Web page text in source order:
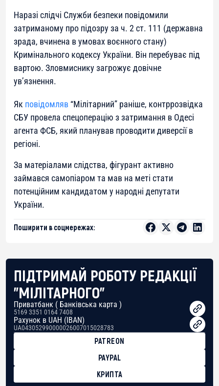
Наразі слідчі Служби безпеки повідомили
затриманому про підозру за ч. 2 ст. 111 (державна
зрада, вчинена в умовах воєнного стану)
Кримінального кодексу України. Він перебуває під
вартою. Зловмиснику загрожує довічне
ув’язнення.
Як повідомляв “Мілітарний” раніше, контррозвідка
СБУ провела спецоперацію з затримання в Одесі
агента ФСБ, який планував проводити диверсії в
регіоні.
За матеріалами слідства, фігурант активно
займався самопіаром та мав на меті стати
потенційним кандидатом у народні депутати
України.
Поширити в соцмережах:
ПІДТРИМАЙ РОБОТУ РЕДАКЦІЇ
"МІЛІТАРНОГО"
Приватбанк ( Банківська карта )
5169 3351 0164 7408
Рахунок в UAH (IBAN)
UA043052990000026007015028783
PATREON
PAYPAL
КРИПТА